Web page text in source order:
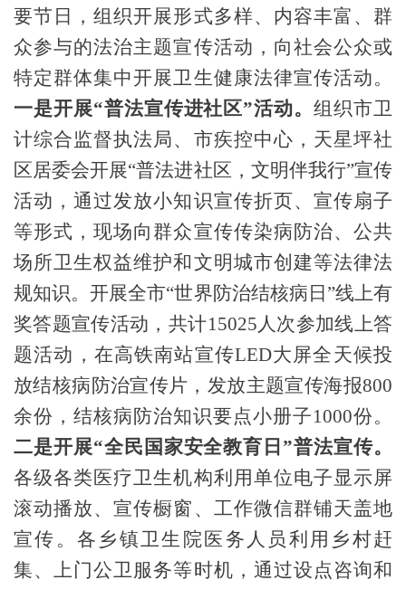
要节日，组织开展形式多样、内容丰富、群
众参与的法治主题宣传活动，向社会公众或
特定群体集中开展卫生健康法律宣传活动。
一是开展“普法宣传进社区”活动。组织市卫
计综合监督执法局、市疾控中心 ， 天星坪社
区居委会开展“普法进社区，文明伴我行”宣传
活动 ，通过发放小知识宣传折页、宣传扇子
等形式，现场向群众宣传传染病防治、 公共
场所卫生权益维护和文明城市创建等法律法
规知识。开展全市“世界防治结核病日”线上有
奖答题宣传活动，共计15025人次参加线上答
题活动，在高铁南站宣传LED大屏全天候投
放结核病防治宣传片，发放主题宣传海报800
余份，结核病防治知识要点小册子1000份。
二是开展“全民国家安全教育日”普法宣传。
各级各类医疗卫生机构利用单位电子显示屏
滚动播放、宣传橱窗、工作微信群铺天盖地
宣传。各乡镇卫生院医务人员利用乡村赶
集、上门公卫服务等时机，通过设点咨询和